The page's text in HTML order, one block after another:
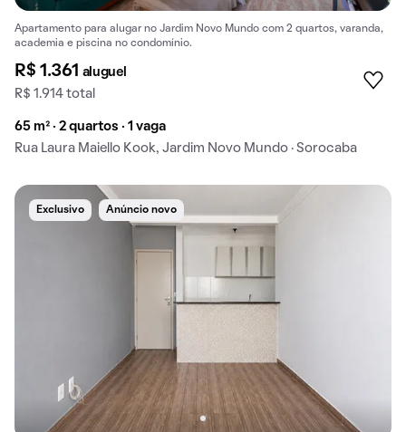
Apartamento para alugar no Jardim Novo Mundo com 2 quartos, varanda,
academia e piscina no condomínio.
R$ 1.361 aluguel
R$ 1.914 total
65 m² · 2 quartos · 1 vaga
Rua Laura Maiello Kook, Jardim Novo Mundo · Sorocaba
Exclusivo Anúncio novo